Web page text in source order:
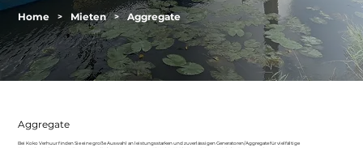
Home > Mieten > Aggregate
Aggregate
Bei Koko Verhuur finden Sie eine große Auswahl an leistungsstarken und zuverlässigen Generatoren/Aggregate für vielfältige